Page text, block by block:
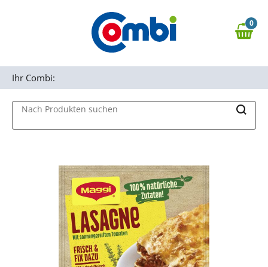
Zur Navigation springen
0,00 €
0
Nach Produkten suchen
Ihr Combi: